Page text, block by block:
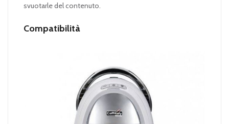
svuotarle del contenuto.
Compatibilità